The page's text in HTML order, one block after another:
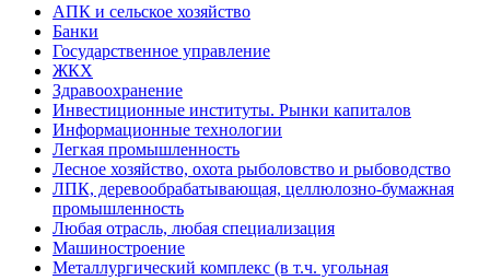
АПК и сельское хозяйство
Банки
Государственное управление
ЖКХ
Здравоохранение
Инвестиционные институты. Рынки капиталов
Информационные технологии
Легкая промышленность
Лесное хозяйство, охота рыболовство и рыбоводство
ЛПК, деревообрабатывающая, целлюлозно-бумажная
промышленность
Любая отрасль, любая специализация
Машиностроение
Металлургический комплекс (в т.ч. угольная